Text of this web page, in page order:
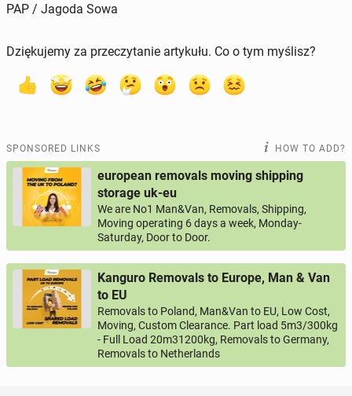
PAP / Jagoda Sowa
Dziękujemy za przeczytanie artykułu. Co o tym myślisz?
SPONSORED LINKS HOW TO ADD?
european removals moving shipping
storage uk-eu
We are No1 Man&Van, Removals, Shipping,
Moving operating 6 days a week, Monday-
Saturday, Door to Door.
Kanguro Removals to Europe, Man & Van
to EU
Removals to Poland, Man&Van to EU, Low Cost,
Moving, Custom Clearance. Part load 5m3/300kg
- Full Load 20m31200kg, Removals to Germany,
Removals to Netherlands